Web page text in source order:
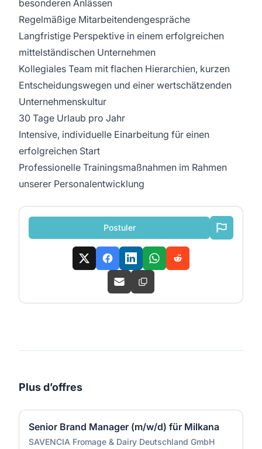
besonderen Anlässen
Regelmäßige Mitarbeitendengespräche
Langfristige Perspektive in einem erfolgreichen
mittelständischen Unternehmen
Kollegiales Team mit flachen Hierarchien, kurzen
Entscheidungswegen und einer wertschätzenden
Unternehmenskultur
30 Tage Urlaub pro Jahr
Intensive, individuelle Einarbeitung für einen
erfolgreichen Start
Professionelle Trainingsmaßnahmen im Rahmen
unserer Personalentwicklung
Postuler
Plus d’offres
Senior Brand Manager (m/w/d) für Milkana
SAVENCIA Fromage & Dairy Deutschland GmbH